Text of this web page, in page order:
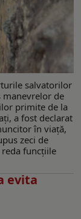
salvatorilor
manevrelor de
primite de la
a fost declarat
în viață,
zeci de
funcțiile
evita